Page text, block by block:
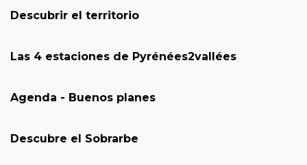
Descubrir el territorio
Las 4 estaciones de Pyrénées2vallées
Agenda - Buenos planes
Descubre el Sobrarbe